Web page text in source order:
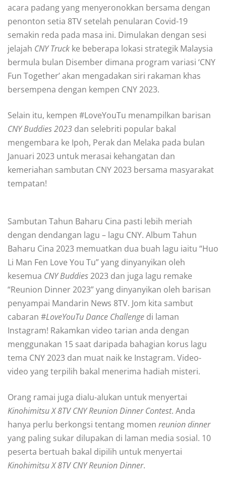
acara padang yang menyeronokkan bersama dengan
penonton setia 8TV setelah penularan Covid-19
semakin reda pada masa ini. Dimulakan dengan sesi
jelajah CNY Truck ke beberapa lokasi strategik Malaysia
bermula bulan Disember dimana program variasi ‘CNY
Fun Together’ akan mengadakan siri rakaman khas
bersempena dengan kempen CNY 2023.
Selain itu, kempen #LoveYouTu menampilkan barisan
CNY Buddies 2023 dan selebriti popular bakal
mengembara ke Ipoh, Perak dan Melaka pada bulan
Januari 2023 untuk merasai kehangatan dan
kemeriahan sambutan CNY 2023 bersama masyarakat
tempatan!
Sambutan Tahun Baharu Cina pasti lebih meriah
dengan dendangan lagu – lagu CNY. Album Tahun
Baharu Cina 2023 memuatkan dua buah lagu iaitu “Huo
Li Man Fen Love You Tu” yang dinyanyikan oleh
kesemua CNY Buddies2023 dan juga lagu remake
“Reunion Dinner 2023” yang dinyanyikan oleh barisan
penyampai Mandarin News 8TV. Jom kita sambut
cabaran #LoveYouTu Dance Challenge di laman
Instagram! Rakamkan video tarian anda dengan
menggunakan 15 saat daripada bahagian korus lagu
tema CNY 2023 dan muat naik ke Instagram. Video-
video yang terpilih bakal menerima hadiah misteri.
Orang ramai juga dialu-alukan untuk menyertai
Kinohimitsu X 8TV CNY Reunion Dinner Contest. Anda
hanya perlu berkongsi tentang momen reunion dinner
yang paling sukar dilupakan di laman media sosial. 10
peserta bertuah bakal dipilih untuk menyertai
Kinohimitsu X 8TV CNY Reunion Dinner.